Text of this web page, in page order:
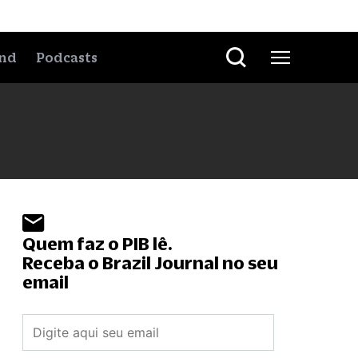
Podcasts
Quem faz o PIB lê.
Receba o Brazil Journal no seu
email